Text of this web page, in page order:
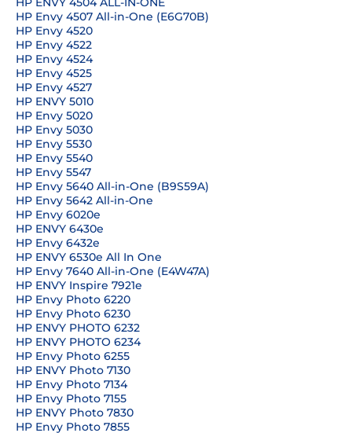
HP Envy 4507 All-in-One (E6G70B)
HP Envy 4520
HP Envy 4522
HP Envy 4524
HP Envy 4525
HP Envy 4527
HP ENVY 5010
HP Envy 5020
HP Envy 5030
HP Envy 5530
HP Envy 5540
HP Envy 5547
HP Envy 5640 All-in-One (B9S59A)
HP Envy 5642 All-in-One
HP Envy 6020e
HP ENVY 6430e
HP Envy 6432e
HP ENVY 6530e All In One
HP Envy 7640 All-in-One (E4W47A)
HP ENVY Inspire 7921e
HP Envy Photo 6220
HP Envy Photo 6230
HP ENVY PHOTO 6232
HP ENVY PHOTO 6234
HP Envy Photo 6255
HP ENVY Photo 7130
HP Envy Photo 7134
HP Envy Photo 7155
HP ENVY Photo 7830
HP Envy Photo 7855